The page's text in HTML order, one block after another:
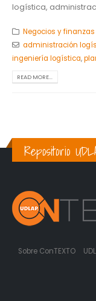
logística,
Negocios y finanzas
administración
ingeniería logística,
READ MORE...
Repositorio
Sobre ConTEXTO